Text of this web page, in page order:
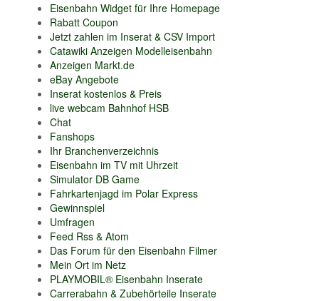
Eisenbahn Widget für Ihre Homepage
Rabatt Coupon
Jetzt zahlen im Inserat & CSV Import
Catawiki Anzeigen Modelleisenbahn
Anzeigen Markt.de
eBay Angebote
Inserat kostenlos & Preis
live webcam Bahnhof HSB
Chat
Fanshops
Ihr Branchenverzeichnis
Eisenbahn im TV mit Uhrzeit
Simulator DB Game
Fahrkartenjagd im Polar Express
Gewinnspiel
Umfragen
Feed Rss & Atom
Das Forum für den Eisenbahn Filmer
Mein Ort im Netz
PLAYMOBIL® Eisenbahn Inserate
Carrerabahn & Zubehörteile Inserate